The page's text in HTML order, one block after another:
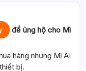
để ủng hộ cho Mì
hàng nhưng Mì AI
bị.